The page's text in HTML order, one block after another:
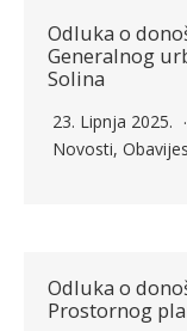
Odluka o
Generalnog
Solina
23. Lipnja 2025.
Novosti,
Odluka o
Prostornog